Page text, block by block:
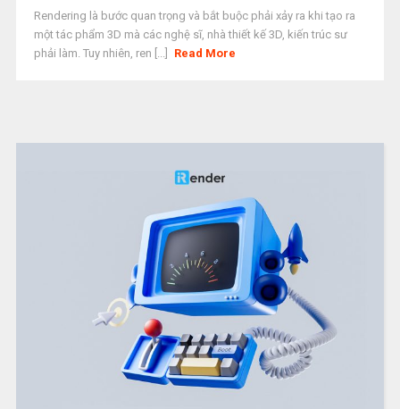
Rendering là bước quan trọng và bắt buộc phải xảy ra khi tạo ra
một tác phẩm 3D mà các nghệ sĩ, nhà thiết kế 3D, kiến trúc sư
phải làm. Tuy nhiên, ren [...]
Read More